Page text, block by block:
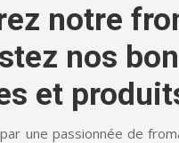
notre
nos
et
une passionnée de